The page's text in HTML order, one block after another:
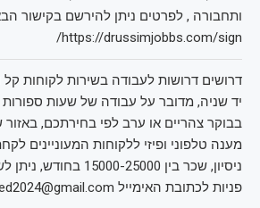
ותחבורה , לפרטים ניתן להירשם בקישור
https://drussimjobbs.com/sign/
יד שניה, מדובר על עבודה של שעות
בבוקר צהריים או ערב לפי בחירתכם,
ניסיון, שכר בין 15000-
פניות לכתובת האימייל allwhatyouneed2024@gmail.com